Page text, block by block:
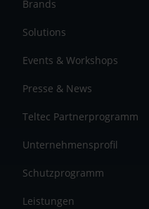
Brands
Solutions
Events & Workshops
Presse & News
Teltec Partnerprogramm
Unternehmensprofil
Schutzprogramm
Leistungen